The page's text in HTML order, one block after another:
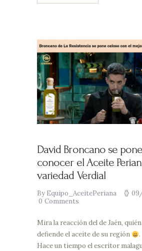
David Broncano se
conocer el Aceite
variedad Verdial
By Equipo_AceitePeriana
0 Comments
Mira la reacción del de Jaén,
defiende el aceite de su región
.
Hace un tiempo el escritor